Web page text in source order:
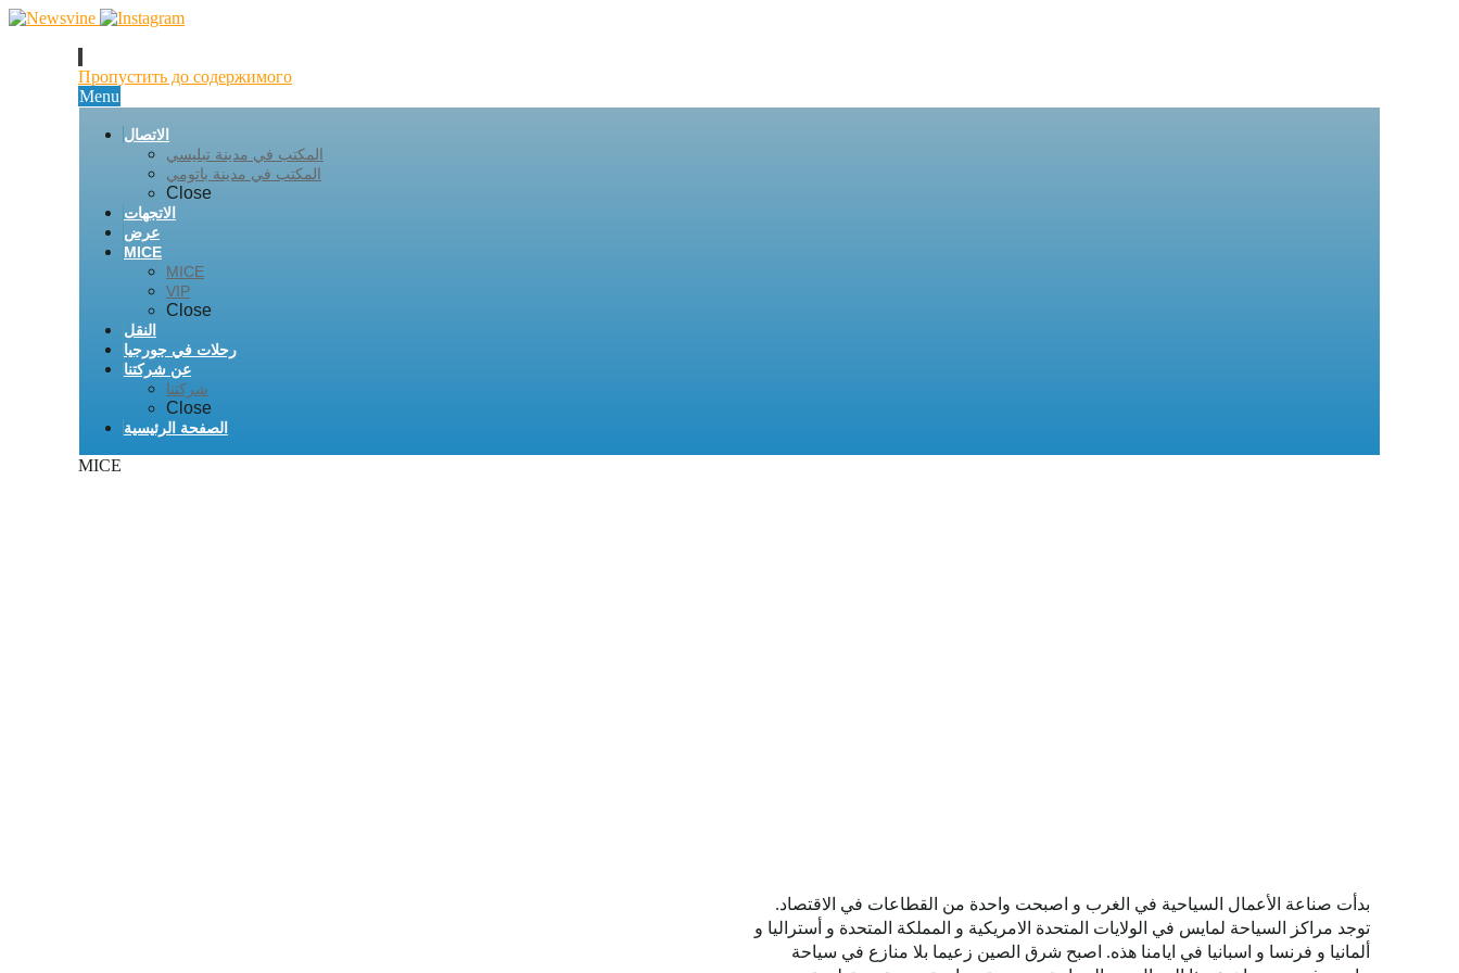
Пропустить до содержимого
Menu
الاتصال
المكتب في مدينة تبليسي
المكتب في مدينة باتومي
Close
الاتجهات
عرض
MICE
MICE
VIP
Close
النقل
رحلات في جورجيا
عن شركتنا
شركتنا
Close
الصفحة الرئيسية
MICE
.بدأت صناعة الأعمال السياحية في الغرب و اصبحت واحدة من القطاعات في الاقتصاد
توجد مراكز السياحة لمايس في الولايات المتحدة الامريكية و المملكة المتحدة و أستراليا و
ألمانيا و فرنسا و اسبانيا في ايامنا هذه. اصبح شرق الصين زعيما بلا منازع في سياحة